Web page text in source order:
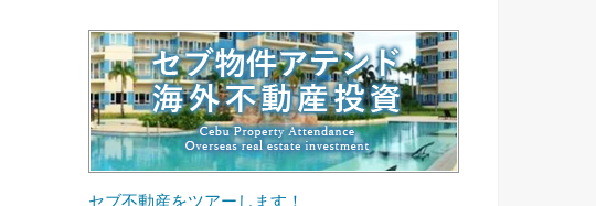
セブ不動産をツアーします！